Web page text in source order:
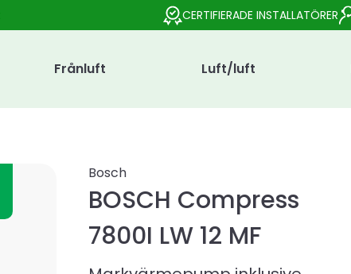
CERTIFIERADE INSTALLATÖRER
Frånluft Luft/luft
Bosch
BOSCH Compress
7800I LW 12 MF